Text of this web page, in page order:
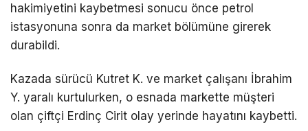
hakimiyetini kaybetmesi sonucu önce petrol
istasyonuna sonra da market bölümüne girerek
durabildi.
Kazada sürücü Kutret K. ve market çalışanı İbrahim
Y. yaralı kurtulurken, o esnada markette müşteri
olan çiftçi Erdinç Cirit olay yerinde hayatını kaybetti.